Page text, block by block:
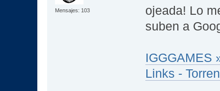
Mensajes: 103
ojeada! Lo
suben a
IGGGAMES
Links -